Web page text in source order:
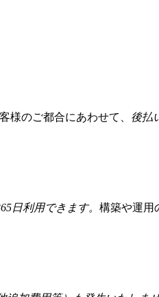
様のご都合にあわせて、 後払
日利用できます。 構築や運用